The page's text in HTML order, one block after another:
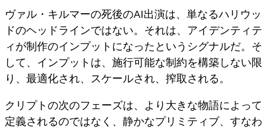
ヴァル・キルマーの死後のAI出演は、単なるハリウッ
ドのヘッドラインではない。それは、 アイデンティテ
ィが制作のインプットになった というシグナルだ。そ
して、インプットは、施行可能な制約を構築しない限
り、最適化され、スケールされ、搾取される。
クリプトの次のフェーズは、より大きな物語によって
定義されるのではなく、静かなプリミティブ、すなわ